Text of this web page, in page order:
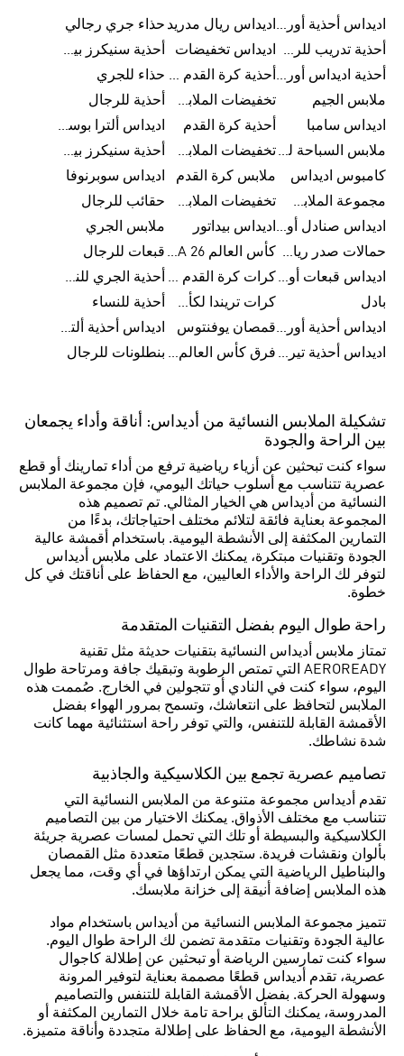
اديداس أحذية أورجينالز اديداس ريال مدريد حذاء جري رجالي
أحذية تدريب للرجال
اديداس تخفيضات
أحذية سنيكرز بيضاء للرجال
أحذية اديداس أورجينال للنساء
أحذية كرة القدم للرجال حذاء للجري
ملابس الجيم
تخفيضات الملابس للأطفال
أحذية للرجال
اديداس سامبا
أحذية كرة القدم
اديداس ألترا بوست
ملابس السباحة للرجال
تخفيضات الملابس الرياضية
أحذية سنيكرز بيضاء للرجال
كامبوس اديداس
ملابس كرة القدم
اديداس سوبرنوفا
مجموعة الملابس الرياضية
تخفيضات الملابس للرجال
حقائب للرجال
اديداس صنادل أورجينال للنساء اديداس بيداتور
ملابس الجري
حمالات صدر رياضية
كأس العالم FIFA 26™ قبعات للرجال
اديداس قبعات أورجينال للرجال
كرات كرة القدم للرجال
أحذية الجري للنساء
بادل
كرات تريندا لكأس العالم FIFA 26™
أحذية للنساء
اديداس أحذية أورجينال للرجالقمصان يوفنتوس
اديداس أحذية ألترا بوست للرجال
اديداس أحذية تيريكس
فرق كأس العالم FIFA 26™ بنطلونات للرجال
تشكيلة الملابس النسائية من أديداس: أناقة وأداء يجمعان
بين الراحة والجودة
سواء كنت تبحثين عن أزياء رياضية ترفع من أداء تمارينك أو قطع
عصرية تتناسب مع أسلوب حياتك اليومي، فإن مجموعة الملابس
النسائية من أديداس هي الخيار المثالي. تم تصميم هذه
المجموعة بعناية فائقة لتلائم مختلف احتياجاتك، بدءًا من
التمارين المكثفة إلى الأنشطة اليومية. باستخدام أقمشة عالية
الجودة وتقنيات مبتكرة، يمكنك الاعتماد على ملابس أديداس
لتوفر لك الراحة والأداء العاليين، مع الحفاظ على أناقتك في كل
خطوة.
راحة طوال اليوم بفضل التقنيات المتقدمة
تمتاز ملابس أديداس النسائية بتقنيات حديثة مثل تقنية
AEROREADY التي تمتص الرطوبة وتبقيك جافة ومرتاحة طوال
اليوم، سواء كنت في النادي أو تتجولين في الخارج. صُممت هذه
الملابس لتحافظ على انتعاشك، وتسمح بمرور الهواء بفضل
الأقمشة القابلة للتنفس، والتي توفر راحة استثنائية مهما كانت
شدة نشاطك.
تصاميم عصرية تجمع بين الكلاسيكية والجاذبية
تقدم أديداس مجموعة متنوعة من الملابس النسائية التي
تتناسب مع مختلف الأذواق. يمكنك الاختيار من بين التصاميم
الكلاسيكية والبسيطة أو تلك التي تحمل لمسات عصرية جريئة
بألوان ونقشات فريدة. ستجدين قطعًا متعددة مثل القمصان
والبناطيل الرياضية التي يمكن ارتداؤها في أي وقت، مما يجعل
هذه الملابس إضافة أنيقة إلى خزانة ملابسك.
تتميز مجموعة الملابس النسائية من أديداس باستخدام مواد
عالية الجودة وتقنيات متقدمة تضمن لك الراحة طوال اليوم.
سواء كنت تمارسين الرياضة أو تبحثين عن إطلالة كاجوال
عصرية، تقدم أديداس قطعًا مصممة بعناية لتوفير المرونة
وسهولة الحركة. بفضل الأقمشة القابلة للتنفس والتصاميم
المدروسة، يمكنك التألق براحة تامة خلال التمارين المكثفة أو
الأنشطة اليومية، مع الحفاظ على إطلالة متجددة وأناقة متميزة.